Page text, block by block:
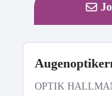
OPTIK